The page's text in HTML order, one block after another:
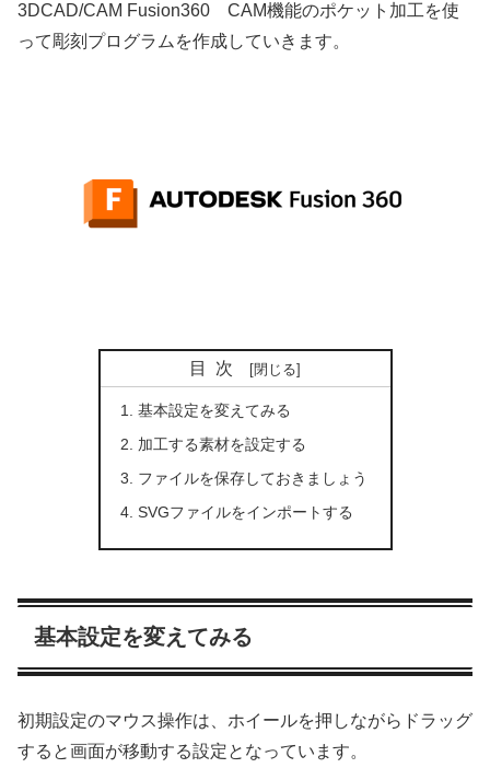
3DCAD/CAM Fusion360 CAM機能のポケット加工を使
って彫刻プログラムを作成していきます。
目次
基本設定を変えてみる
加工する素材を設定する
ファイルを保存しておきましょう
SVGファイルをインポートする
基本設定を変えてみる
初期設定のマウス操作は、ホイールを押しながらドラッグ
すると画面が移動する設定となっています。